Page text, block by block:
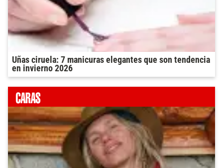
Uñas ciruela: 7 manicuras elegantes que son tendencia
en invierno 2026